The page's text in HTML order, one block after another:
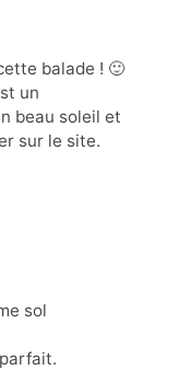
balade ! 🙂
un
beau soleil et
sur le site.
sol